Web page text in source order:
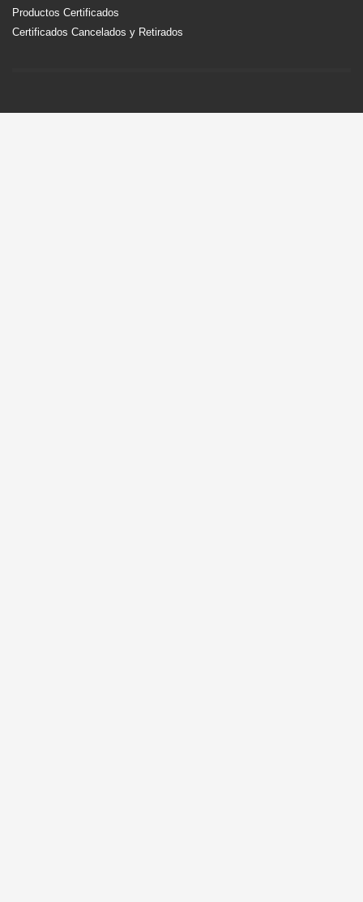
Productos Certificados
Certificados Cancelados y Retirados